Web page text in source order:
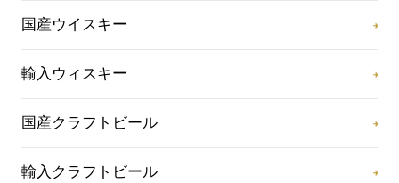
国産ウイスキー
輸入ウィスキー
国産クラフトビール
輸入クラフトビール